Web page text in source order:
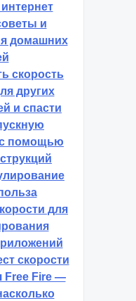
и
домашних
скорость
других
и спасти
с помощью
для
скорости
Free Fire —